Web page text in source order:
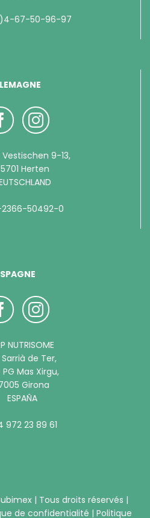
67-50-96-97
9-13,
Herten
50492-0
NUTRISOME
de Ter,
Mas Xirgu,
Girona
23 89 61
| Tous droits réservés |
de confidentialité | Politique